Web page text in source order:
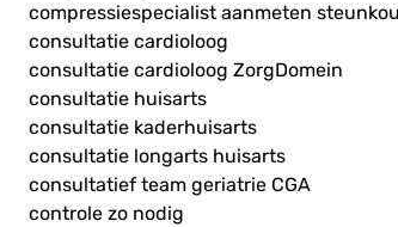
compressiespecialist aanmeten
consultatie cardioloog
consultatie cardioloog ZorgDomein
consultatie huisarts
consultatie kaderhuisarts
consultatie longarts huisarts
consultatief team geriatrie CGA
controle zo nodig